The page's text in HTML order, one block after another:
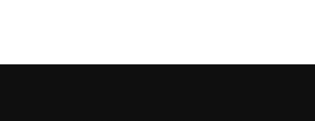
135,00 €.55,00 €.
153,00 €.67,88